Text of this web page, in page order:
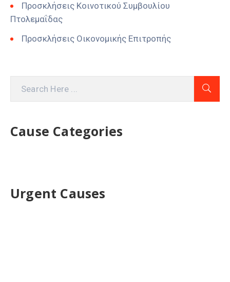
Προσκλήσεις Κοινοτικού Συμβουλίου
Πτολεμαΐδας
Προσκλήσεις Οικονομικής Επιτροπής
Cause Categories
Urgent Causes